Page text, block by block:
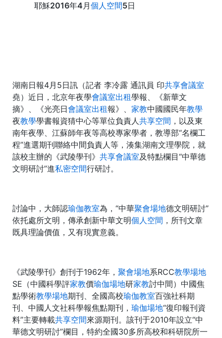
耶穌2016年4月個人空間5日
湖南日報4月5日訊（記者 李冷露 通訊員 印共享會議室
堯）近日，北京年夜學會議室出租學報、《新華文
摘》、《光亮日會議室出租報》、 家教中國國民年教學
夜教學學書報資猜中心等單位負責人共享空間 ，以及東
南年夜學、江蘇師年夜等高校專家學者，教導部“名欄工
程”進選期刊聯絡中間負責人等，湊集湖南文理學院，就
該校主辦的《武陵學刊》 共享會議室及特點欄目“中華德
文明研討”進私密空間行研討。
討論中，大師認瑜伽教室為，“中華聚會場地德文明研討”
依托處所文明，傳承創新中華文明個人空間 ，所刊文章
既具理論價值，又有現實意義。
《武陵學刊》創刊于1962年， 聚會場地系RCC教學場地
SE（中國科學評家教價瑜伽場地研家教討中間）中國焦
點學術教學場地期刊、全國高校瑜伽教室百強社科期
刊、中國人文社科學報焦點期刊， 瑜伽場地“復印報刊資
料”主要轉載共享空間來源期刊。該刊于2010年設立“中
華德文明研討”欄目，特約全國30多所高校和科研院所一